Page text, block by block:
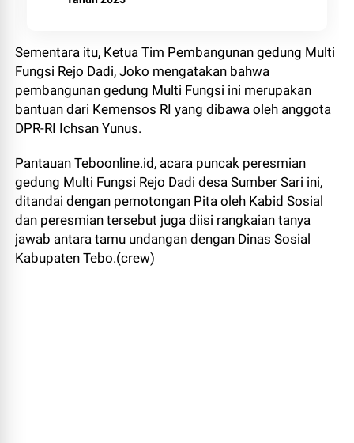
Sementara itu, Ketua Tim Pembangunan gedung Multi
Fungsi Rejo Dadi, Joko mengatakan bahwa
pembangunan gedung Multi Fungsi ini merupakan
bantuan dari Kemensos RI yang dibawa oleh anggota
DPR-RI Ichsan Yunus.
Pantauan Teboonline.id, acara puncak peresmian
gedung Multi Fungsi Rejo Dadi desa Sumber Sari ini,
ditandai dengan pemotongan Pita oleh Kabid Sosial
dan peresmian tersebut juga diisi rangkaian tanya
jawab antara tamu undangan dengan Dinas Sosial
Kabupaten Tebo.(crew)